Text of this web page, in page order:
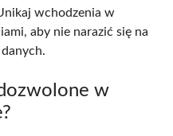
wchodzenia w
aby nie narazić się na
w